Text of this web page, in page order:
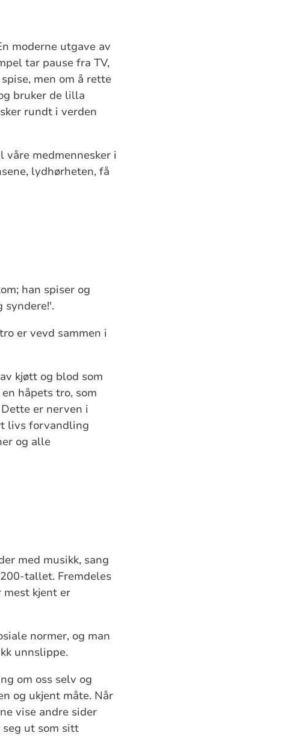
moderne utgave av
tar pause fra TV,
men om å rette
bruker de lilla
rundt i verden
medmennesker i
lydhørheten, få
han spiser og
syndere!'.
er vevd sammen i
kjøtt og blod som
håpets tro, som
er nerven i
livs forvandling
og alle
med musikk, sang
tallet. Fremdeles
mest kjent er
normer, og man
unnslippe.
om oss selv og
og ukjent måte. Når
vise andre sider
seg ut som sitt